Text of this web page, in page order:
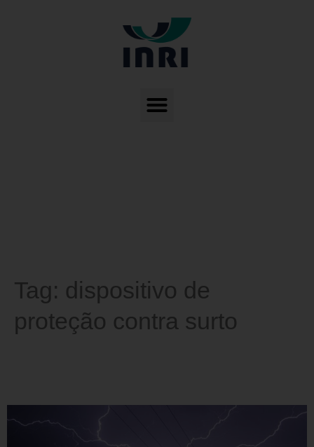
Tag: dispositivo de
proteção contra surto